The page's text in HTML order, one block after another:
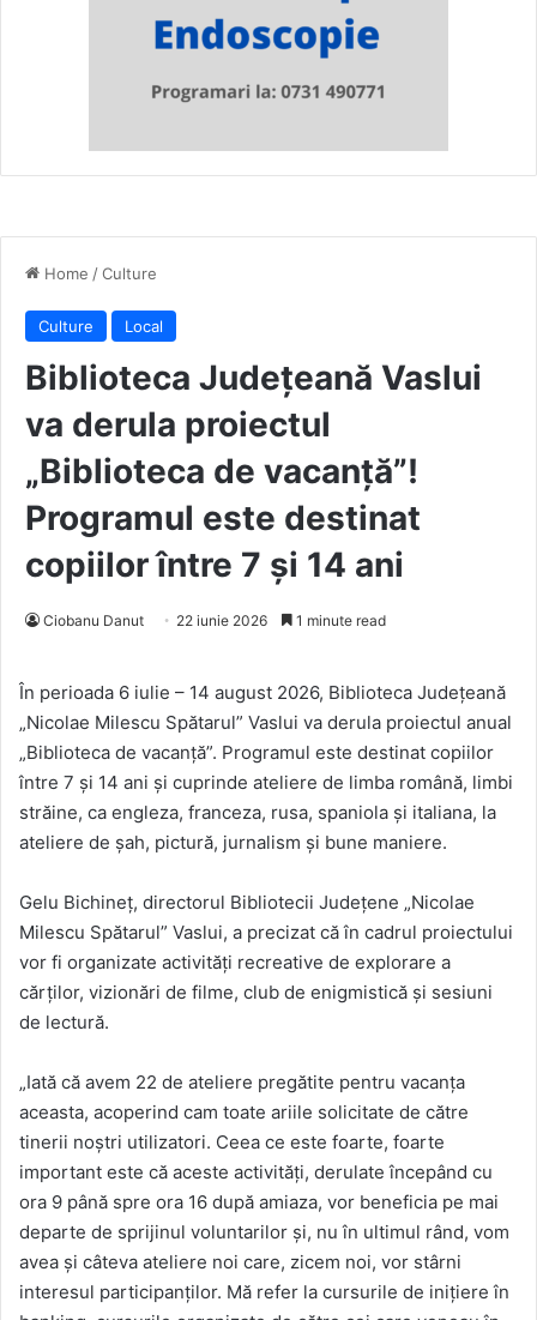
Home /Culture
Culture Local
Biblioteca Judeţeană Vaslui
va derula proiectul
„Biblioteca de vacanţă”!
Programul este destinat
copiilor între 7 şi 14 ani
Ciobanu Danut 22 iunie 2026 1 minute read
În perioada 6 iulie – 14 august 2026, Biblioteca Judeţeană
„Nicolae Milescu Spătarul” Vaslui va derula proiectul anual
„Biblioteca de vacanţă”. Programul este destinat copiilor
între 7 şi 14 ani și cuprinde ateliere de limba română, limbi
străine, ca engleza, franceza, rusa, spaniola şi italiana, la
ateliere de şah, pictură, jurnalism şi bune maniere.
Gelu Bichineț, directorul Bibliotecii Judeţene „Nicolae
Milescu Spătarul” Vaslui, a precizat că în cadrul proiectului
vor fi organizate activităţi recreative de explorare a
cărţilor, vizionări de filme, club de enigmistică şi sesiuni
de lectură.
„Iată că avem 22 de ateliere pregătite pentru vacanţa
aceasta, acoperind cam toate ariile solicitate de către
tinerii noştri utilizatori. Ceea ce este foarte, foarte
important este că aceste activităţi, derulate începând cu
ora 9 până spre ora 16 după amiaza, vor beneficia pe mai
departe de sprijinul voluntarilor şi, nu în ultimul rând, vom
avea şi câteva ateliere noi care, zicem noi, vor stârni
interesul participanţilor. Mă refer la cursurile de iniţiere în